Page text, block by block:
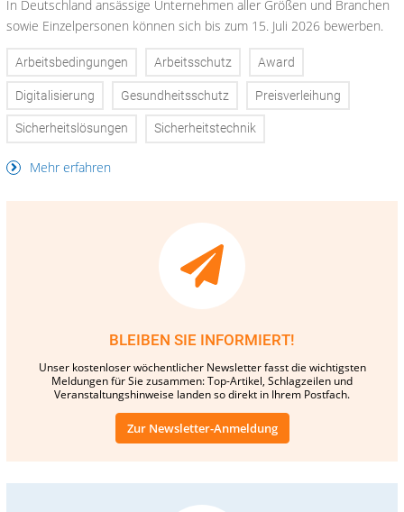
In Deutschland ansässige Unternehmen aller Größen und Branchen
sowie Einzelpersonen können sich bis zum 15. Juli 2026 bewerben.
Arbeitsbedingungen Arbeitsschutz Award
Digitalisierung Gesundheitsschutz Preisverleihung
Sicherheitslösungen Sicherheitstechnik
Mehr erfahren
BLEIBEN SIE INFORMIERT!
Unser kostenloser wöchentlicher Newsletter fasst die wichtigsten
Meldungen für Sie zusammen: Top-Artikel, Schlagzeilen und
Veranstaltungshinweise landen so direkt in Ihrem Postfach.
Zur Newsletter-Anmeldung